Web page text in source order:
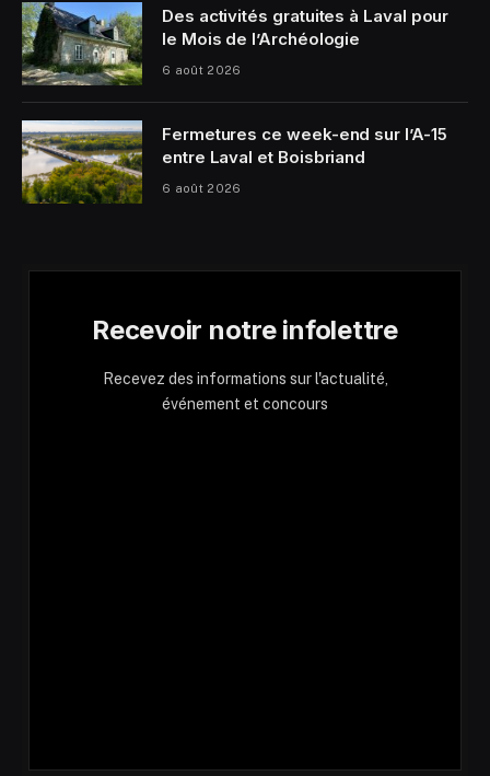
Des activités gratuites à Laval pour
le Mois de l’Archéologie
6 août 2026
Fermetures ce week-end sur l’A-15
entre Laval et Boisbriand
6 août 2026
Recevoir notre infolettre
Recevez des informations sur l'actualité,
événement et concours